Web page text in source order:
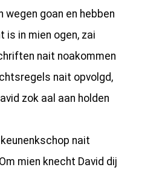
wegen goan en hebben
is in mien ogen, zai
nait noakommen
nait opvolgd,
zok aal aan holden
nait
mien knecht David dij